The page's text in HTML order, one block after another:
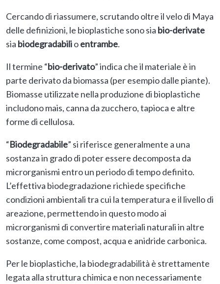
Cercando di riassumere, scrutando oltre il velo di Maya
delle definizioni, le bioplastiche sono sia bio-derivate
sia biodegradabilioentrambe.
Il termine “bio-derivato” indica che il materiale è in
parte derivato da biomassa (per esempio dalle piante).
Biomasse utilizzate nella produzione di bioplastiche
includono mais, canna da zucchero, tapioca e altre
forme di cellulosa.
“Biodegradabile” si riferisce generalmente a una
sostanza in grado di poter essere decomposta da
microrganismi entro un periodo di tempo definito.
L’effettiva biodegradazione richiede specifiche
condizioni ambientali tra cui la temperatura e il livello di
areazione, permettendo in questo modo ai
microrganismi di convertire materiali naturali in altre
sostanze, come compost, acqua e anidride carbonica.
Per le bioplastiche, la biodegradabilità è strettamente
legata alla struttura chimica e non necessariamente